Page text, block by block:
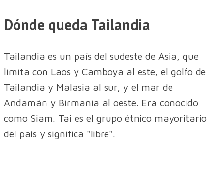
Dónde queda Tailandia
Tailandia es un país del sudeste de Asia, que
limita con Laos y Camboya al este, el golfo de
Tailandia y Malasia al sur, y el mar de
Andamán y Birmania al oeste. Era conocido
como Siam. Tai es el grupo étnico mayoritario
del país y significa "libre".